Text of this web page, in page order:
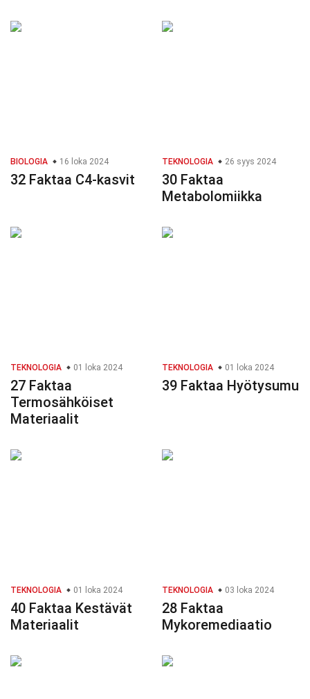
BIOLOGIA 16 loka 2024
32 Faktaa C4-kasvit
TEKNOLOGIA 26 syys 2024
30 Faktaa
Metabolomiikka
TEKNOLOGIA 01 loka 2024
27 Faktaa
Termosähköiset
Materiaalit
TEKNOLOGIA 01 loka 2024
39 Faktaa Hyötysumu
TEKNOLOGIA 01 loka 2024
40 Faktaa Kestävät
Materiaalit
TEKNOLOGIA 03 loka 2024
28 Faktaa
Mykoremediaatio